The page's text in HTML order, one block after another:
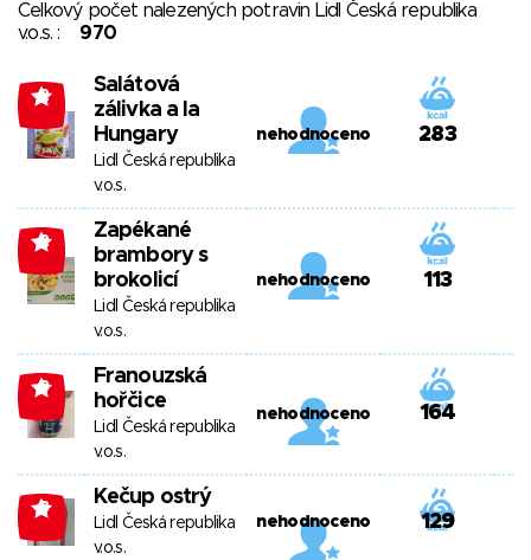
Celkový počet nalezených potravin Lidl Česká republika
v.o.s. : 970
-2
Salátová
zálivka a la
Hungary
Lidl Česká republika
v.o.s.
nehodnoceno 283
-2
Zapékané
brambory s
brokolicí
Lidl Česká republika
v.o.s.
nehodnoceno 113
-3
Franouzská
hořčice
Lidl Česká republika
v.o.s.
nehodnoceno 164
-3 Kečup ostrý
Lidl Česká republika
v.o.s.
nehodnoceno 129